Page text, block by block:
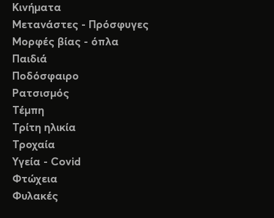
Κινήματα
Μετανάστες - Πρόσφυγες
Μορφές βίας - όπλα
Παιδιά
Ποδόσφαιρο
Ρατσισμός
Τέμπη
Τρίτη ηλικία
Τροχαία
Υγεία - Covid
Φτώχεια
Φυλακές